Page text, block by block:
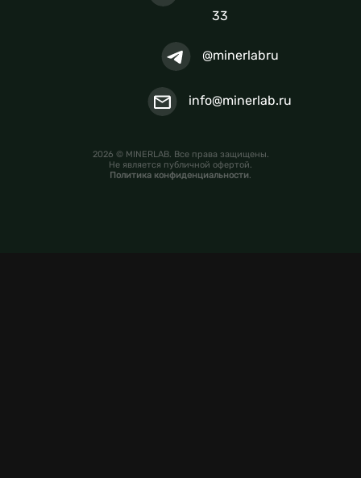
33
@minerlabru
info@minerlab.ru
2026 © MINERLAB. Все права защищены.
Не является публичной офертой.
Политика конфиденциальности.